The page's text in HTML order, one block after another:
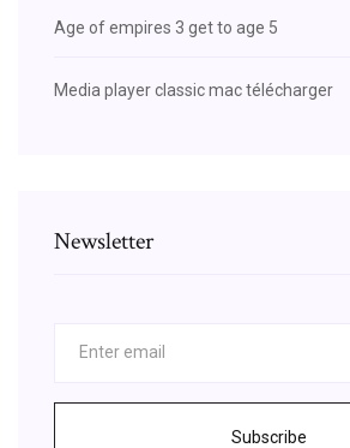
Age of empires 3 get to age 5
Media player classic mac télécharger
Newsletter
Subscribe